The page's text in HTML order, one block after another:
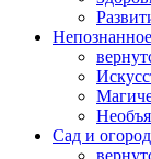
Непознанное
Сад и огород